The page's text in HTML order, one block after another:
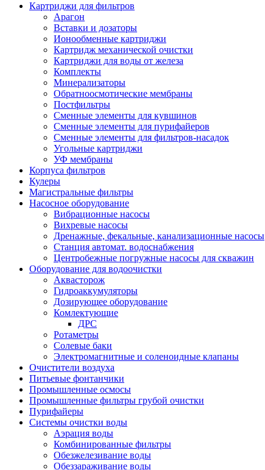
Картриджи для фильтров
Арагон
Вставки и дозаторы
Ионообменные картриджи
Картридж механической очистки
Картриджи для воды от железа
Комплекты
Минерализаторы
Обратноосмотические мембраны
Постфильтры
Сменные элементы для кувшинов
Сменные элементы для пурифайеров
Сменные элементы для фильтров-насадок
Угольные картриджи
УФ мембраны
Корпуса фильтров
Кулеры
Магистральные фильтры
Насосное оборудование
Вибрационные насосы
Вихревые насосы
Дренажные, фекальные, канализационные насосы
Станция автомат. водоснабжения
Центробежные погружные насосы для скважин
Оборудование для водоочистки
Аквасторож
Гидроаккумуляторы
Дозирующее оборудование
Комлектующие
ДРС
Ротаметры
Солевые баки
Электромагнитные и соленоидные клапаны
Очистители воздуха
Питьевые фонтанчики
Промышленные осмосы
Промышленные фильтры грубой очистки
Пурифайеры
Системы очистки воды
Аэрация воды
Комбинированные фильтры
Обезжелезивание воды
Обеззараживание воды